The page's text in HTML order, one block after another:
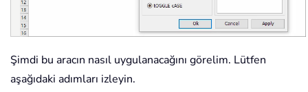
Şimdi bu aracın nasıl uygulanacağını görelim. Lütfen
aşağıdaki adımları izleyin.